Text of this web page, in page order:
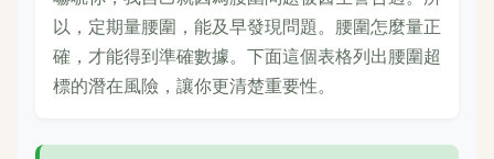
以，定期量腰圍，能及早發現問題。腰圍怎麼量正
確，才能得到準確數據。下面這個表格列出腰圍超
標的潛在風險，讓你更清楚重要性。